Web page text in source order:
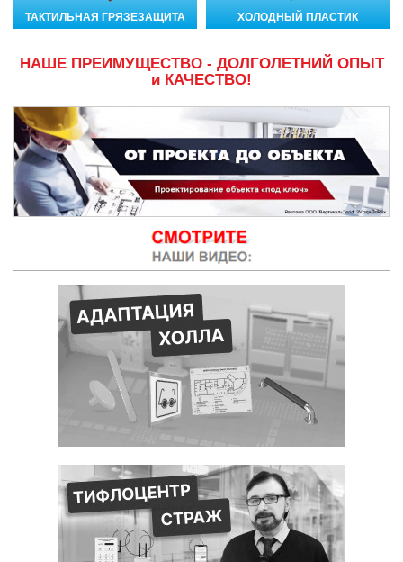
ТАКТИЛЬНАЯ ГРЯЗЕЗАЩИТА ХОЛОДНЫЙ ПЛАСТИК
НАШЕ ПРЕИМУЩЕСТВО - ДОЛГОЛЕТНИЙ ОПЫТ
и КАЧЕСТВО!